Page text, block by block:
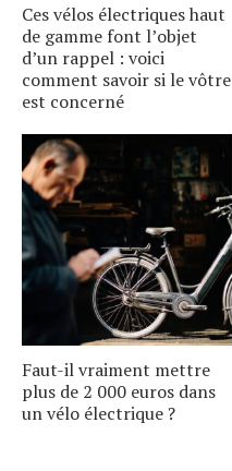
Ces vélos électriques haut
de gamme font lʼobjet
dʼun rappel : voici
comment savoir si le vôtre
est concerné
Faut-il vraiment mettre
plus de 2 000 euros dans
un vélo électrique ?